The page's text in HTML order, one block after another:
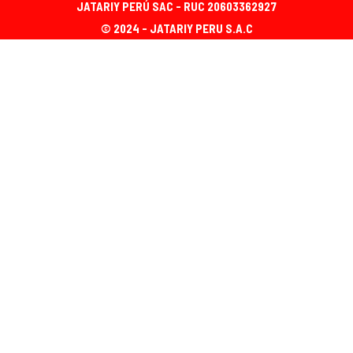
JATARIY PERÚ SAC - RUC 20603362927
© 2024 - JATARIY PERU S.A.C